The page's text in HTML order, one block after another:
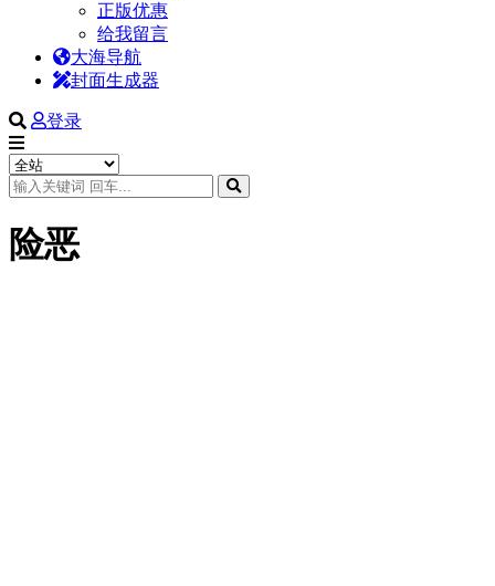
正版优惠
给我留言
大海导航
封面生成器
登录
险恶